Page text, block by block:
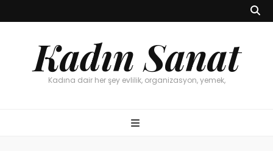
Kadın Sanat
Kadına dair her şey evlilik, organizasyon, yemek,